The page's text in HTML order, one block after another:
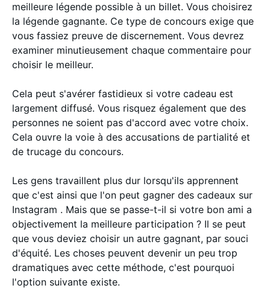
meilleure légende possible à un billet. Vous choisirez
la légende gagnante. Ce type de concours exige que
vous fassiez preuve de discernement. Vous devrez
examiner minutieusement chaque commentaire pour
choisir le meilleur.
Cela peut s'avérer fastidieux si votre cadeau est
largement diffusé. Vous risquez également que des
personnes ne soient pas d'accord avec votre choix.
Cela ouvre la voie à des accusations de partialité et
de trucage du concours.
Les gens travaillent plus dur lorsqu'ils apprennent
que c'est ainsi que l'on peut gagner des cadeaux sur
Instagram . Mais que se passe-t-il si votre bon ami a
objectivement la meilleure participation ? Il se peut
que vous deviez choisir un autre gagnant, par souci
d'équité. Les choses peuvent devenir un peu trop
dramatiques avec cette méthode, c'est pourquoi
l'option suivante existe.